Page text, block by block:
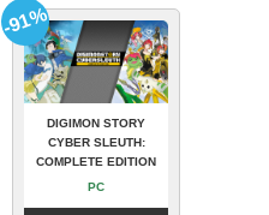
DIGIMON STORY
CYBER SLEUTH:
COMPLETE EDITION
PC
-91%